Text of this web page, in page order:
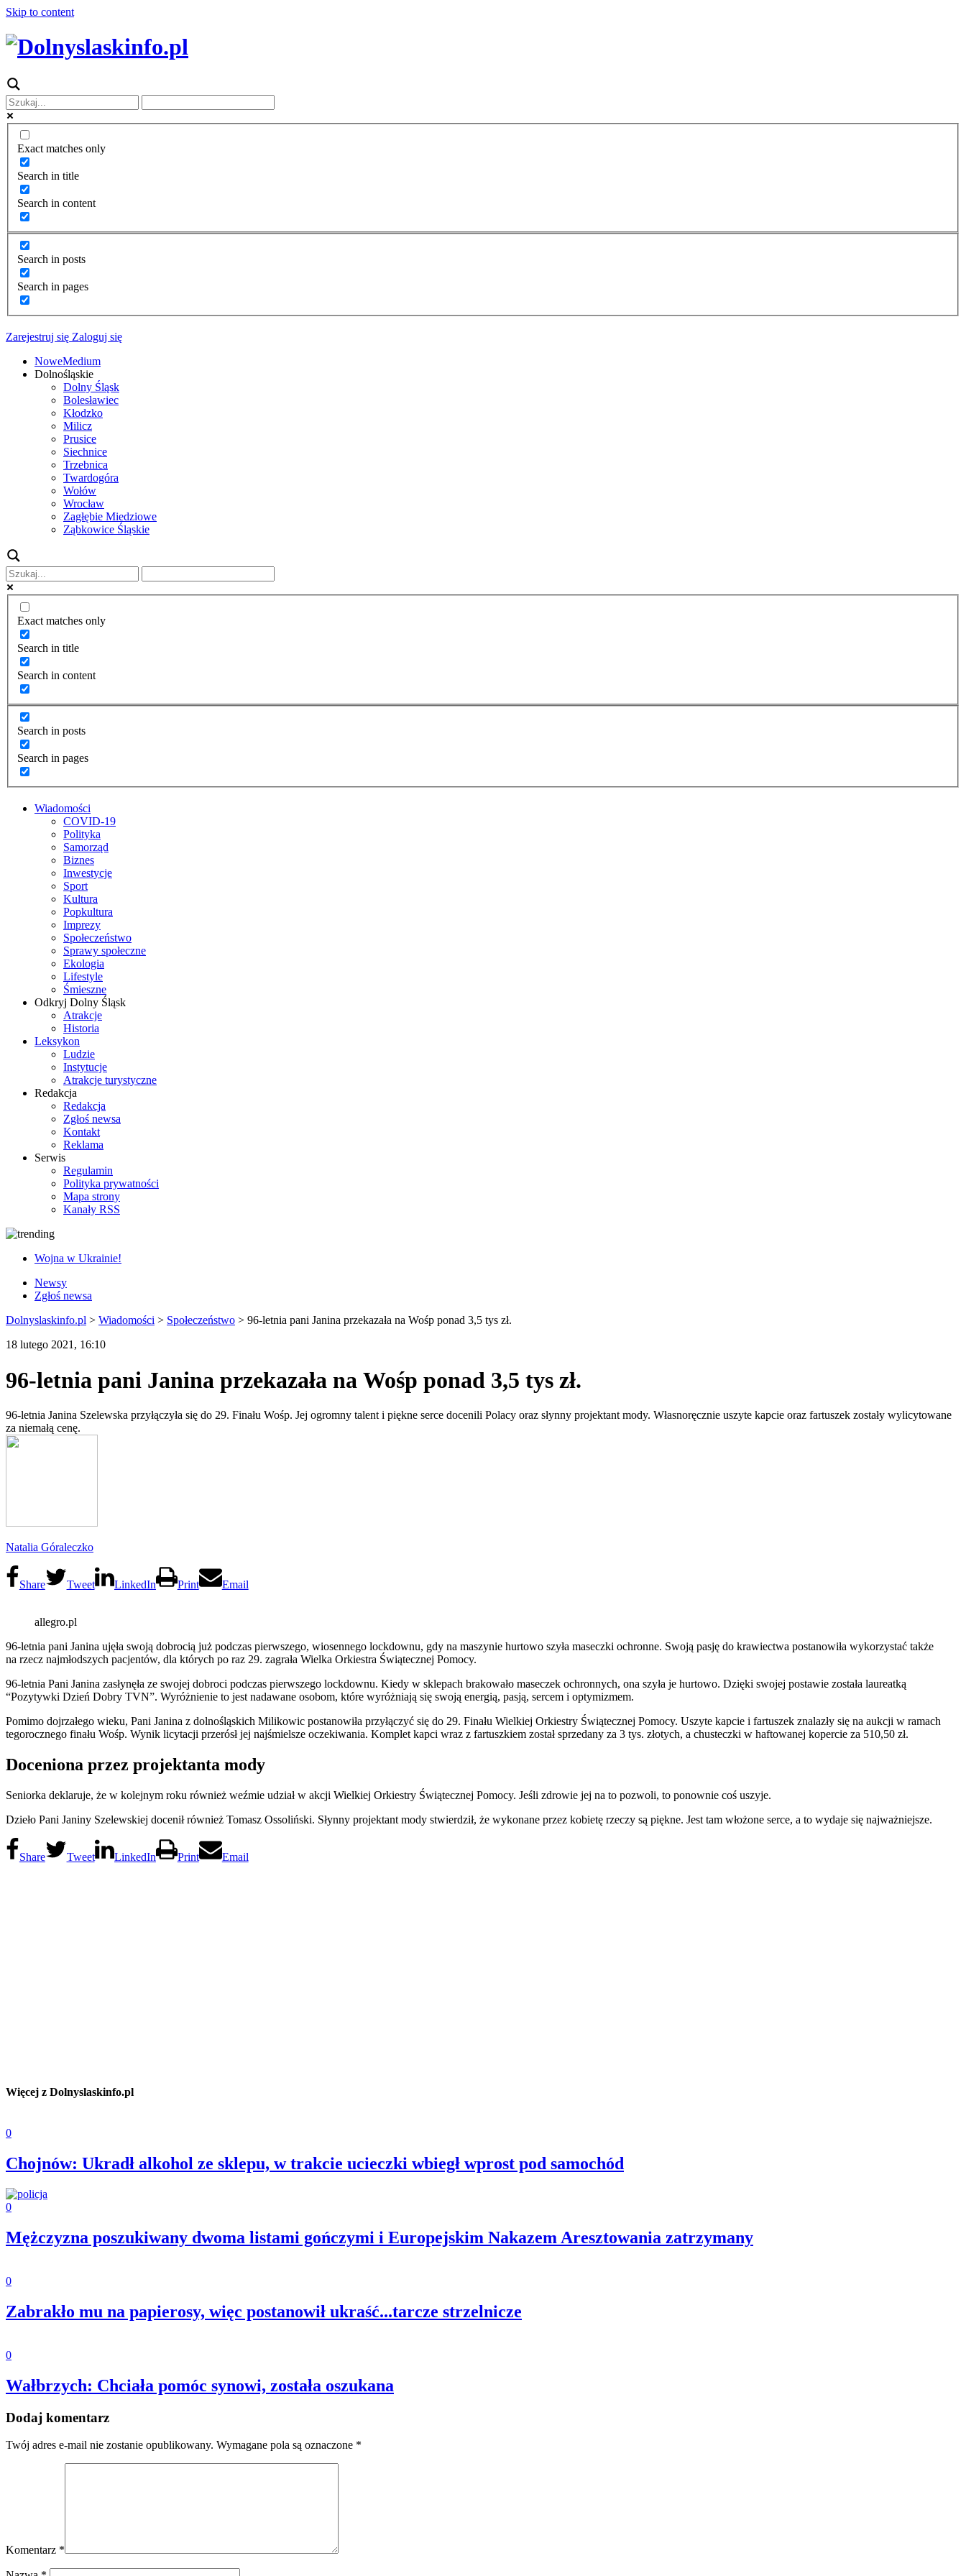
Skip to content
Exact matches only
Search in title
Search in content
Search in posts
Search in pages
Zarejestruj się Zaloguj się
NoweMedium
Dolnośląskie
Dolny Śląsk
Bolesławiec
Kłodzko
Milicz
Prusice
Siechnice
Trzebnica
Twardogóra
Wołów
Wrocław
Zagłębie Miedziowe
Ząbkowice Śląskie
Exact matches only
Search in title
Search in content
Search in posts
Search in pages
Wiadomości
COVID-19
Polityka
Samorząd
Biznes
Inwestycje
Sport
Kultura
Popkultura
Imprezy
Społeczeństwo
Sprawy społeczne
Ekologia
Lifestyle
Śmieszne
Odkryj Dolny Śląsk
Atrakcje
Historia
Leksykon
Ludzie
Instytucje
Atrakcje turystyczne
Redakcja
Redakcja
Zgłoś newsa
Kontakt
Reklama
Serwis
Regulamin
Polityka prywatności
Mapa strony
Kanały RSS
Wojna w Ukrainie!
Newsy
Zgłoś newsa
Dolnyslaskinfo.pl > Wiadomości > Społeczeństwo > 96-letnia pani Janina przekazała na Wośp ponad 3,5 tys zł.
18 lutego 2021, 16:10
96-letnia pani Janina przekazała na Wośp ponad 3,5 tys zł.
96-letnia Janina Szelewska przyłączyła się do 29. Finału Wośp. Jej ogromny talent i piękne serce docenili Polacy oraz słynny projektant mody. Własnoręcznie uszyte kapcie oraz fartuszek zostały wylicytowane
za niemałą cenę.
Natalia Góraleczko
Share Tweet LinkedIn Print Email
allegro.pl
96-letnia pani Janina ujęła swoją dobrocią już podczas pierwszego, wiosennego lockdownu, gdy na maszynie hurtowo szyła maseczki ochronne. Swoją pasję do krawiectwa postanowiła wykorzystać także
na rzecz najmłodszych pacjentów, dla których po raz 29. zagrała Wielka Orkiestra Świątecznej Pomocy.
96-letnia Pani Janina zasłynęła ze swojej dobroci podczas pierwszego lockdownu. Kiedy w sklepach brakowało maseczek ochronnych, ona szyła je hurtowo. Dzięki swojej postawie została laureatką
“Pozytywki Dzień Dobry TVN”. Wyróżnienie to jest nadawane osobom, które wyróżniają się swoją energią, pasją, sercem i optymizmem.
Pomimo dojrzałego wieku, Pani Janina z dolnośląskich Milikowic postanowiła przyłączyć się do 29. Finału Wielkiej Orkiestry Świątecznej Pomocy. Uszyte kapcie i fartuszek znalazły się na aukcji w ramach
tegorocznego finału Wośp. Wynik licytacji przerósł jej najśmielsze oczekiwania. Komplet kapci wraz z fartuszkiem został sprzedany za 3 tys. złotych, a chusteczki w haftowanej kopercie za 510,50 zł.
Doceniona przez projektanta mody
Seniorka deklaruje, że w kolejnym roku również weźmie udział w akcji Wielkiej Orkiestry Świątecznej Pomocy. Jeśli zdrowie jej na to pozwoli, to ponownie coś uszyje.
Dzieło Pani Janiny Szelewskiej docenił również Tomasz Ossoliński. Słynny projektant mody stwierdził, że wykonane przez kobietę rzeczy są piękne. Jest tam włożone serce, a to wydaje się najważniejsze.
Share Tweet LinkedIn Print Email
Więcej z Dolnyslaskinfo.pl
0
Chojnów: Ukradł alkohol ze sklepu, w trakcie ucieczki wbiegł wprost pod samochód
0
Mężczyzna poszukiwany dwoma listami gończymi i Europejskim Nakazem Aresztowania zatrzymany
0
Zabrakło mu na papierosy, więc postanowił ukraść...tarcze strzelnicze
0
Wałbrzych: Chciała pomóc synowi, została oszukana
Dodaj komentarz
Twój adres e-mail nie zostanie opublikowany. Wymagane pola są oznaczone *
Komentarz *